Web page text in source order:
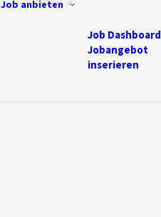
Job anbieten
Job Dashboard
Jobangebot
inserieren